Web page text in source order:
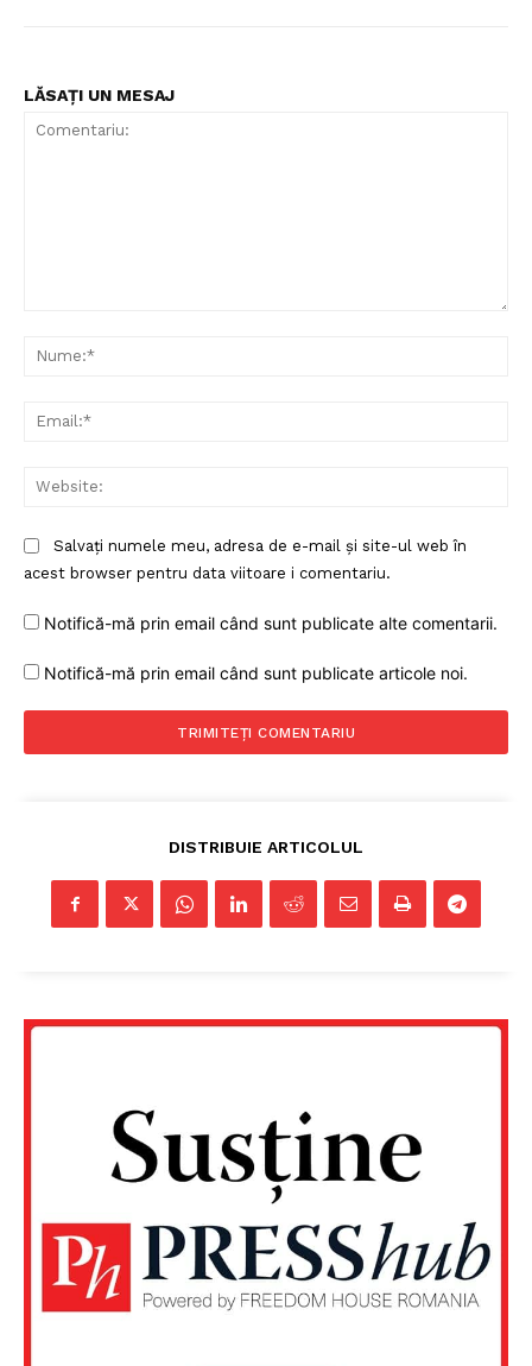
Un proiect
FREEDOM HOUSE ROMÂNIA
PRESShub
Proiecte editoriale
LĂSAȚI UN MESAJ
Salvați numele meu, adresa de e-mail și site-ul web în
acest browser pentru data viitoare i comentariu.
Notifică-mă prin email când sunt publicate alte comentarii.
Notifică-mă prin email când sunt publicate articole noi.
DISTRIBUIE ARTICOLUL